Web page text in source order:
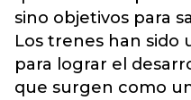
sino objetivos para
Los trenes han sido
para lograr el
que surgen como